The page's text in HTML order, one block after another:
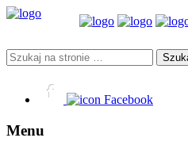
Facebook
Menu